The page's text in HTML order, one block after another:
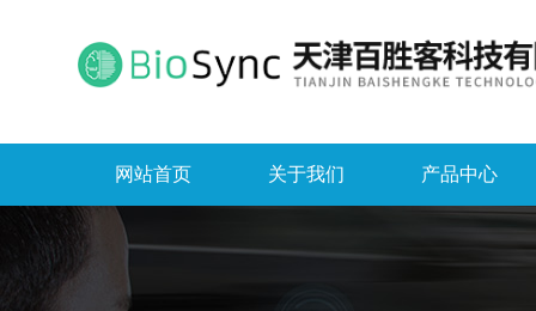
网站首页 关于我们 产品中心